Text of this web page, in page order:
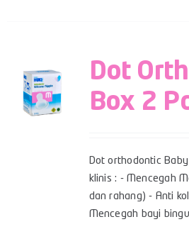
Dot
Box 2
Dot orthodontic
klinis : - Mencegah
dan rahang) - Anti
Mencegah bayi